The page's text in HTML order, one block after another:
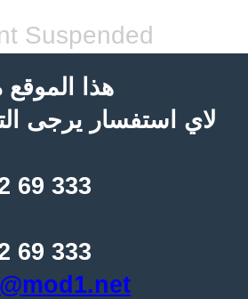
Suspended
هذا
لاي استفسار يرجى
69 333
69 333